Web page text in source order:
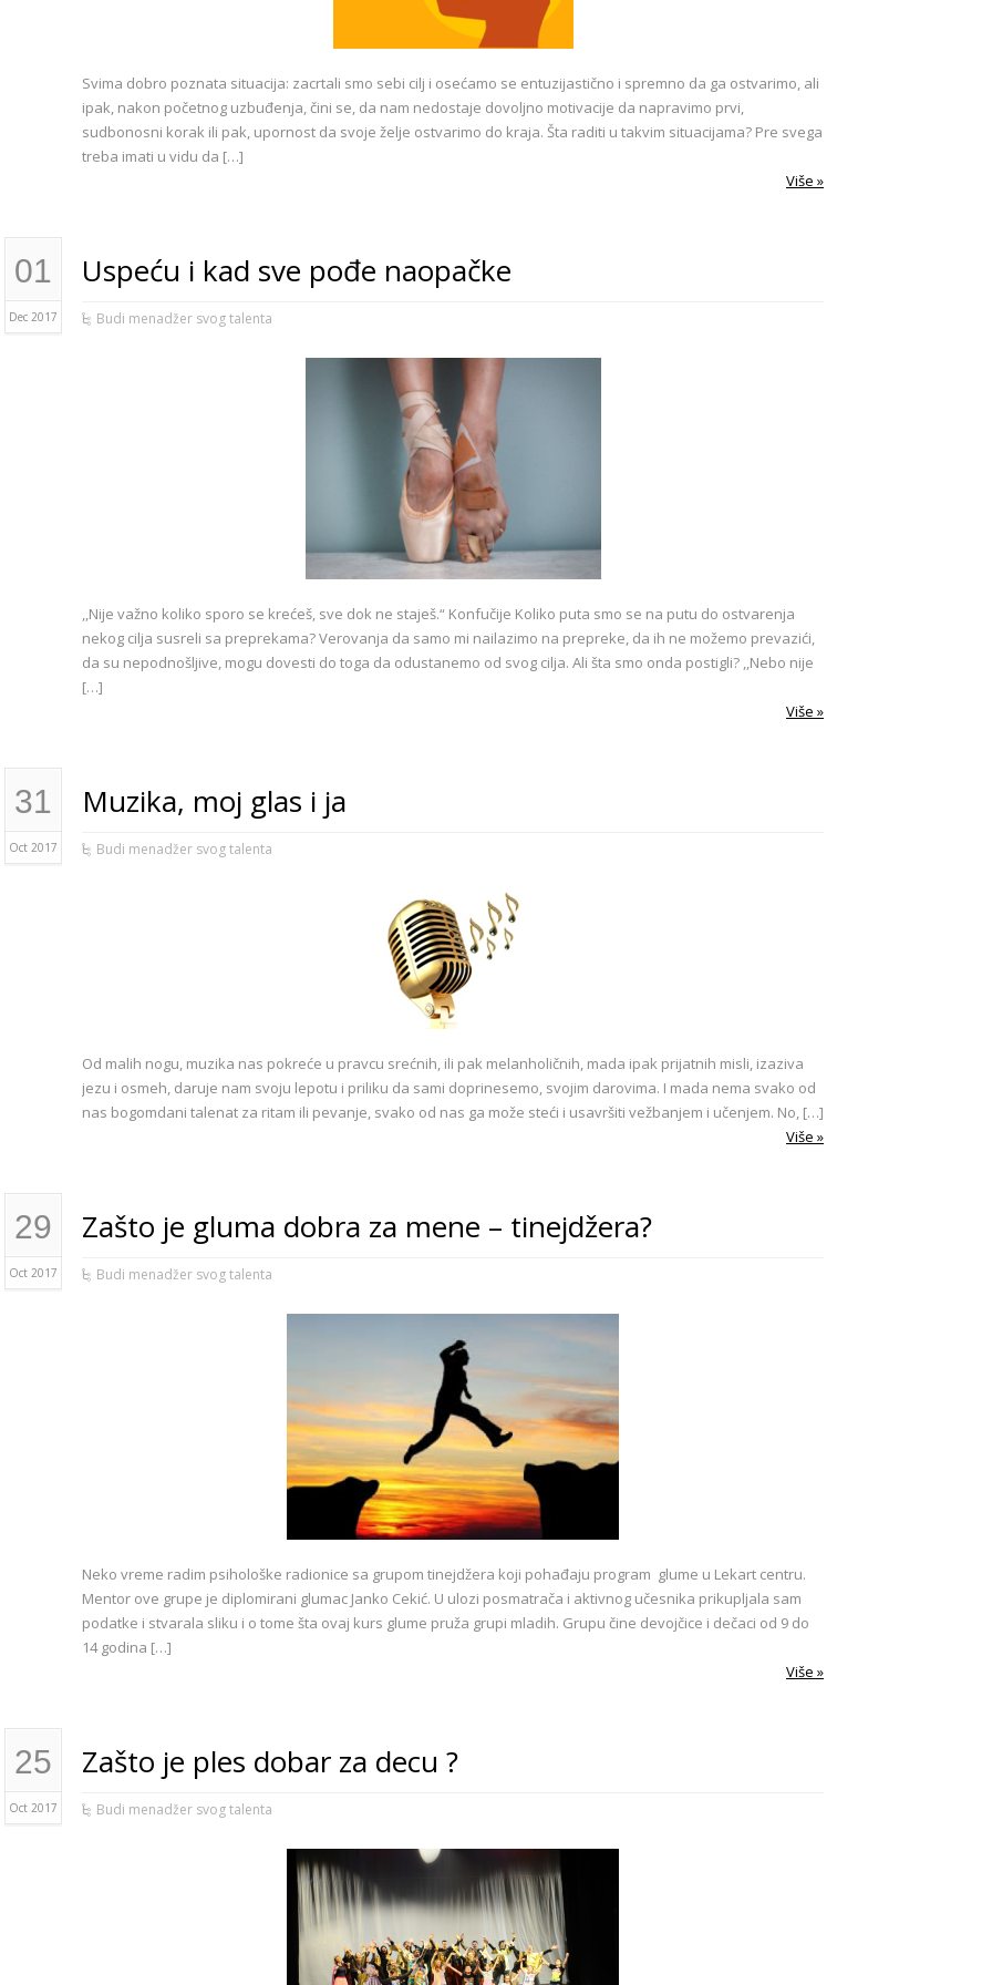
Svima dobro poznata situacija: zacrtali smo sebi cilj i osećamo se entuzijastično i spremno da ga ostvarimo, ali
ipak, nakon početnog uzbuđenja, čini se, da nam nedostaje dovoljno motivacije da napravimo prvi,
sudbonosni korak ili pak, upornost da svoje želje ostvarimo do kraja. Šta raditi u takvim situacijama? Pre svega
treba imati u vidu da […]
Više »
01
Dec 2017
Uspeću i kad sve pođe naopačke
Budi menadžer svog talenta
,,Nije važno koliko sporo se krećeš, sve dok ne staješ.“ Konfučije Koliko puta smo se na putu do ostvarenja
nekog cilja susreli sa preprekama? Verovanja da samo mi nailazimo na prepreke, da ih ne možemo prevazići,
da su nepodnošljive, mogu dovesti do toga da odustanemo od svog cilja. Ali šta smo onda postigli? ,,Nebo nije
[…]
Više »
31
Oct 2017
Muzika, moj glas i ja
Budi menadžer svog talenta
Od malih nogu, muzika nas pokreće u pravcu srećnih, ili pak melanholičnih, mada ipak prijatnih misli, izaziva
jezu i osmeh, daruje nam svoju lepotu i priliku da sami doprinesemo, svojim darovima. I mada nema svako od
nas bogomdani talenat za ritam ili pevanje, svako od nas ga može steći i usavršiti vežbanjem i učenjem. No, […]
Više »
29
Oct 2017
Zašto je gluma dobra za mene – tinejdžera?
Budi menadžer svog talenta
Neko vreme radim psihološke radionice sa grupom tinejdžera koji pohađaju program glume u Lekart centru.
Mentor ove grupe je diplomirani glumac Janko Cekić. U ulozi posmatrača i aktivnog učesnika prikupljala sam
podatke i stvarala sliku i o tome šta ovaj kurs glume pruža grupi mladih. Grupu čine devojčice i dečaci od 9 do
14 godina […]
Više »
25
Oct 2017
Zašto je ples dobar za decu ?
Budi menadžer svog talenta